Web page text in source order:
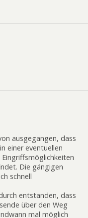
ausgegangen, dass
einer eventuellen
Die gängigen
schnell
entstanden, dass
über den Weg
mal möglich